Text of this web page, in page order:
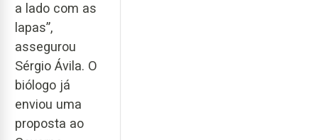
a lado com as
lapas”,
assegurou
Sérgio Ávila. O
biólogo já
enviou uma
proposta ao